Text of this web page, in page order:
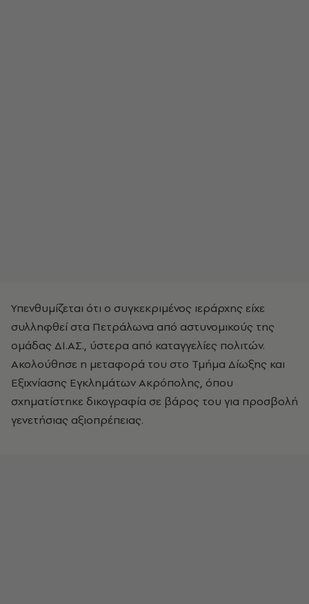
Υπενθυμίζεται ότι ο συγκεκριμένος ιεράρχης είχε
συλληφθεί στα Πετράλωνα από αστυνομικούς της
ομάδας ΔΙ.ΑΣ., ύστερα από καταγγελίες πολιτών.
Ακολούθησε η μεταφορά του στο Τμήμα Δίωξης και
Εξιχνίασης Εγκλημάτων Ακρόπολης, όπου
σχηματίστηκε δικογραφία σε βάρος του για προσβολή
γενετήσιας αξιοπρέπειας.